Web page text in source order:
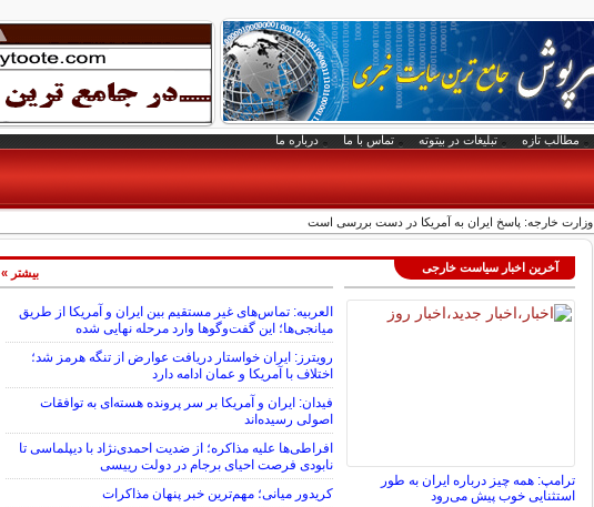
مطالب تازه تبلیغات در بیتوته تماس با ما درباره ما
وزارت خارجه: پاسخ ایران به آمریکا در دست بررسی است
آخرین اخبار سیاست خارجی
ترامپ: همه چیز درباره ایران به طور
استثنایی خوب پیش می‌رود
العربیه: تماس‌های غیر مستقیم بین ایران و آمریکا از طریق
میانجی‌ها؛ این گفت‌و‌گو‌ها وارد مرحله نهایی شده
رویترز: ایران خواستار دریافت عوارض از تنگه هرمز شد؛
اختلاف با آمریکا و عمان ادامه دارد
فیدان: ایران و آمریکا بر سر پرونده هسته‌ای به توافقات
اصولی رسیده‌اند
افراطی‌ها علیه مذاکره؛ از ضدیت احمدی‌نژاد با دیپلماسی تا
نابودی فرصت احیای برجام در دولت رییسی
کریدور میانی؛ مهم‌ترین خبر پنهان مذاکرات
بیشتر »